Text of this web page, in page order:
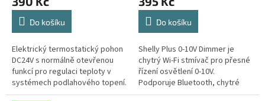
Do košíku
Elektrický termostatický pohon
DC24V s normálně otevřenou
funkcí pro regulaci teploty v
systémech podlahového topení.
Do košíku
Shelly Plus 0-10V Dimmer je
chytrý Wi-Fi stmívač pro přesné
řízení osvětlení 0-10V.
Podporuje Bluetooth, chytré
plány, scénáře a funguje i s